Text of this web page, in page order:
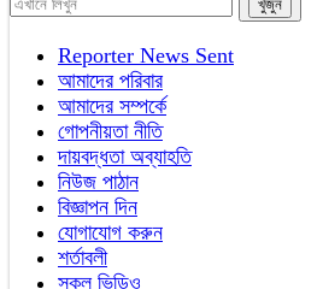
Reporter News Sent
আমাদের পরিবার
আমাদের সম্পর্কে
গোপনীয়তা নীতি
দায়বদ্ধতা অব্যাহতি
নিউজ পাঠান
বিজ্ঞাপন দিন
যোগাযোগ করুন
শর্তাবলী
সকল ভিডিও